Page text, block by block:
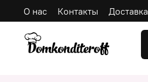
О нас Контакты Доставка